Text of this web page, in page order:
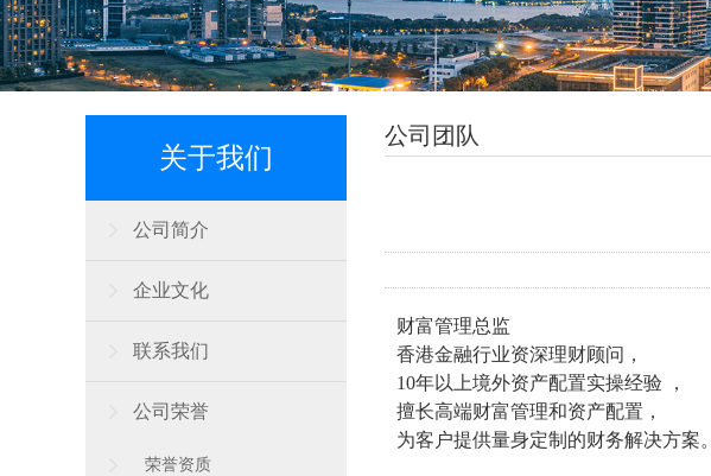
关于我们
公司简介
企业文化
联系我们
公司荣誉
荣誉资质
公司团队
财富管理总监
香港金融行业资深理财顾问，
10年以上境外资产配置实操经验 ，
擅长高端财富管理和资产配置，
为客户提供量身定制的财务解决方案。